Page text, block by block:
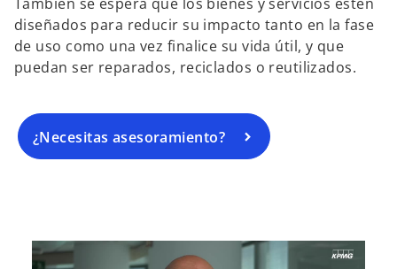
diseñados para reducir su impacto tanto en la fase
de uso como una vez finalice su vida útil, y que
puedan ser reparados, reciclados o reutilizados.
¿Necesitas asesoramiento?